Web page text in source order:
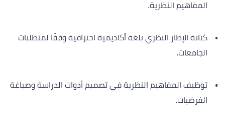
المفاهيم النظرية.
كتابة الإطار النظري بلغة أكاديمية احترافية وفقًا لمتطلبات
الجامعات.
توظيف المفاهيم النظرية في تصميم أدوات الدراسة وصياغة
الفرضيات.